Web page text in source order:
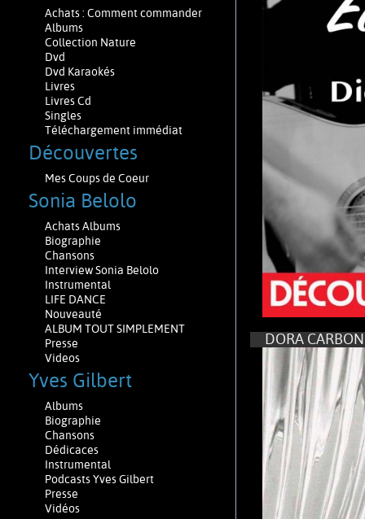
Achats : Comment commander
Albums
Collection Nature
Dvd
Dvd Karaokés
Livres
Livres Cd
Singles
Téléchargement immédiat
Découvertes
Mes Coups de Coeur
Sonia Belolo
Achats Albums
Biographie
Chansons
Interview Sonia Belolo
Instrumental
LIFE DANCE
Nouveauté
ALBUM TOUT SIMPLEMENT
Presse
Videos
Yves Gilbert
Albums
Biographie
Chansons
Dédicaces
Instrumental
Podcasts Yves Gilbert
Presse
Vidéos
DORA